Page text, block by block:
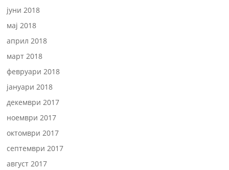
јуни 2018
мај 2018
април 2018
март 2018
февруари 2018
јануари 2018
декември 2017
ноември 2017
октомври 2017
септември 2017
август 2017